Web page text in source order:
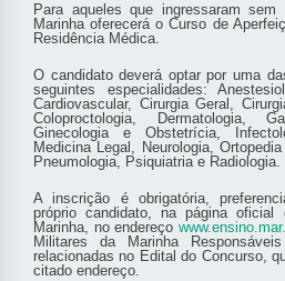
Para aqueles que ingressaram
Marinha oferecerá o Curso de
Residência Médica.
O candidato deverá optar por uma
seguintes especialidades:
Cardiovascular, Cirurgia Geral,
Coloproctologia, Dermatologia,
Ginecologia e Obstetrícia,
Medicina Legal, Neurologia,
Pneumologia, Psiquiatria e Radiologia.
A inscrição é obrigatória,
próprio candidato, na página
Marinha, no endereço
Militares da Marinha
relacionadas no Edital do Concurso,
citado endereço.